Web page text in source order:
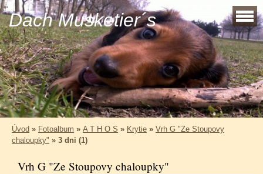
Dach Musketier´s
Úvod » Fotoalbum » A T H O S » Krytie » Vrh G "Ze Stoupovy
chaloupky" » 3 dni (1)
Vrh G "Ze Stoupovy chaloupky"